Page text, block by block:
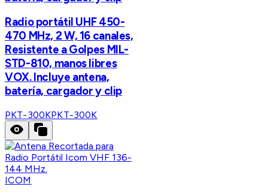
Radio portátil UHF 450-
470 MHz, 2 W, 16 canales,
Resistente a Golpes MIL-
STD-810, manos libres
VOX. Incluye antena,
batería, cargador y clip
PKT-300KPKT-300K
ICOM